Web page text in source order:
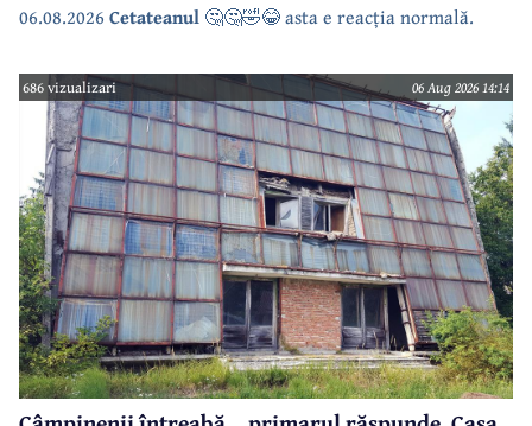
06.08.2026 Cetateanul 🤔🤔🤣😂 asta e reacția normală.
686 vizualizari 06 Aug 2026 14:14